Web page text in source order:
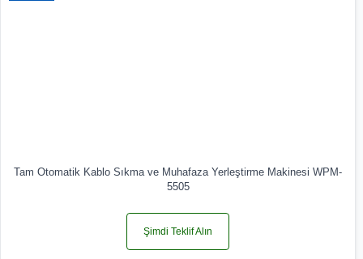
Tam Otomatik Kablo Sıkma ve Muhafaza Yerleştirme Makinesi WPM-
5505
Şimdi Teklif Alın